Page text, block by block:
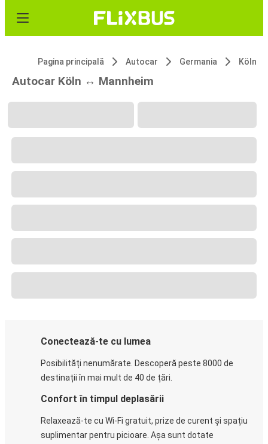
Pagina principală Autocar Germania Köln
Autocar Köln ↔ Mannheim
Conectează-te cu lumea
Posibilități nenumărate. Descoperă peste 8000 de
destinații în mai mult de 40 de țări.
Confort în timpul deplasării
Relaxează-te cu Wi-Fi gratuit, prize de curent și spațiu
suplimentar pentru picioare. Așa sunt dotate